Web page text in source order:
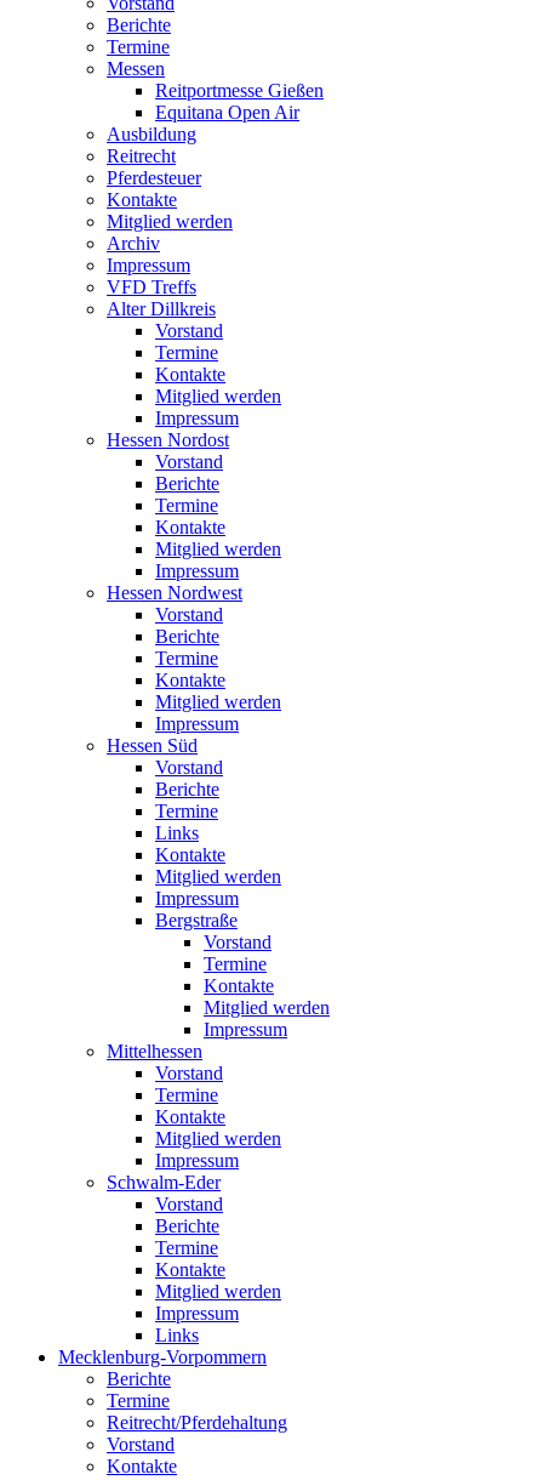
Berichte
Termine
Messen
Reitportmesse Gießen
Equitana Open Air
Ausbildung
Reitrecht
Pferdesteuer
Kontakte
Mitglied werden
Archiv
Impressum
VFD Treffs
Alter Dillkreis
Vorstand
Termine
Kontakte
Mitglied werden
Impressum
Hessen Nordost
Vorstand
Berichte
Termine
Kontakte
Mitglied werden
Impressum
Hessen Nordwest
Vorstand
Berichte
Termine
Kontakte
Mitglied werden
Impressum
Hessen Süd
Vorstand
Berichte
Termine
Links
Kontakte
Mitglied werden
Impressum
Bergstraße
Vorstand
Termine
Kontakte
Mitglied werden
Impressum
Mittelhessen
Vorstand
Termine
Kontakte
Mitglied werden
Impressum
Schwalm-Eder
Vorstand
Berichte
Termine
Kontakte
Mitglied werden
Impressum
Links
Mecklenburg-Vorpommern
Berichte
Termine
Reitrecht/Pferdehaltung
Vorstand
Kontakte